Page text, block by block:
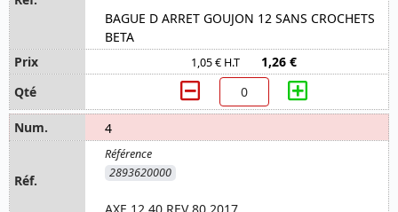
BAGUE D ARRET GOUJON 12 SANS CROCHETS
BETA
1,05 € H.T 1,26 €
4
2893620000